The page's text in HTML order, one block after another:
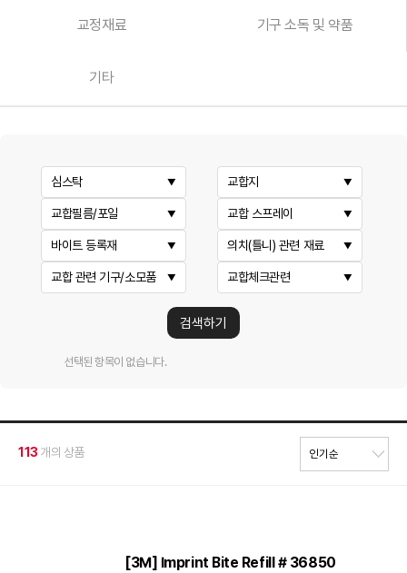
교정재료 기구 소독 및 약품
기타
심스탁 교합지
교합필름/포일 교합 스프레이
바이트 등록재 의치(틀니) 관련 재료
교합 관련 기구/소모품 교합체크관련
검색하기
선택된 항목이 없습니다.
113 개의 상품
[3M] Imprint Bite Refill # 36850